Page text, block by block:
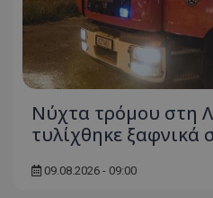
Νύχτα τρόμου στη
τυλίχθηκε ξαφνικά
09.08.2026 - 09:00